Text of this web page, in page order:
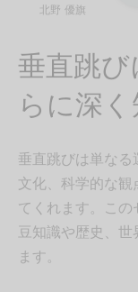
北野 優旗
垂直跳
らに深
垂直跳びは単な
文化、科学的な
てくれます。こ
豆知識や歴史、
ます。